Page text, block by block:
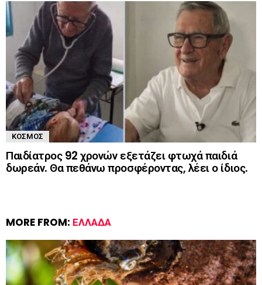
ΚΌΣΜΟΣ
Παιδίατρος 92 χρονών εξετάζει φτωχά παιδιά
δωρεάν. Θα πεθάνω προσφέροντας, λέει ο ίδιος.
MORE FROM: ΕΛΛΆΔΑ